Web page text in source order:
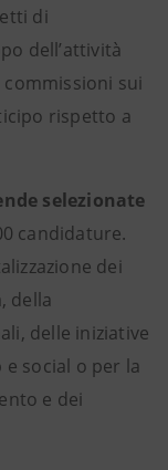
di
dell’attività
sui
rispetto a
selezionate
candidature.
dei
della
delle iniziative
e social o per la
e dei